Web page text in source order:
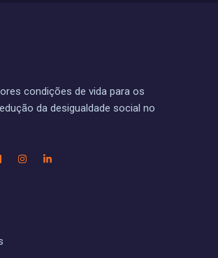
condições de vida para os
da desigualdade social no